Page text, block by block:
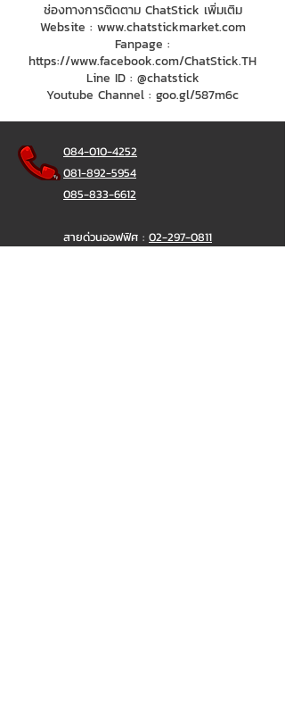
ช่องทางการติดตาม ChatStick เพิ่มเติม
Website : www.chatstickmarket.com
Fanpage :
https://www.facebook.com/ChatStick.TH
Line ID : @chatstick
Youtube Channel : goo.gl/587m6c
084-010-4252
081-892-5954
085-833-6612
สายด่วนออฟฟิศ : 02-297-0811